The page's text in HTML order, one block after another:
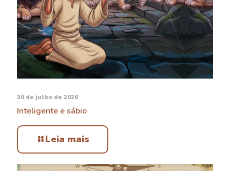
30 de julho de 2026
Inteligente e sábio
Leia mais